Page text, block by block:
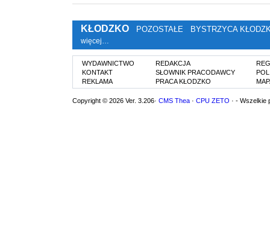
KŁODZKO POZOSTAŁE BYSTRZYCA
więcej…
WYDAWNICTWO
KONTAKT
REKLAMA
REDAKCJA
SŁOWNIK PRACODAWCY
PRACA KŁODZKO
Copyright © 2026 Ver. 3.206· CMS Thea · CPU ZETO · - Wszelkie